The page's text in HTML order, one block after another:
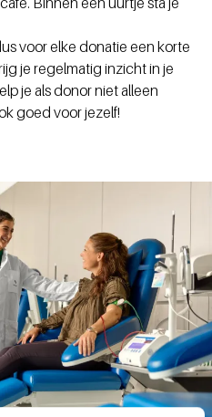
voor elke donatie een korte
je regelmatig inzicht in je
je als donor niet alleen
goed voor jezelf!